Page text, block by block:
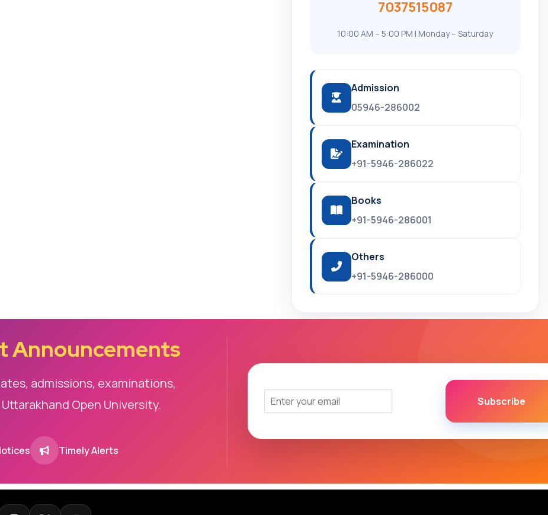
7037515087
10:00 AM – 5:00 PM | Monday – Saturday
Admission
05946-286002
Examination
+91-5946-286022
Books
+91-5946-286001
Others
+91-5946-286000
Announcements
admissions, examinations,
Open University.
Timely Alerts
Subscribe